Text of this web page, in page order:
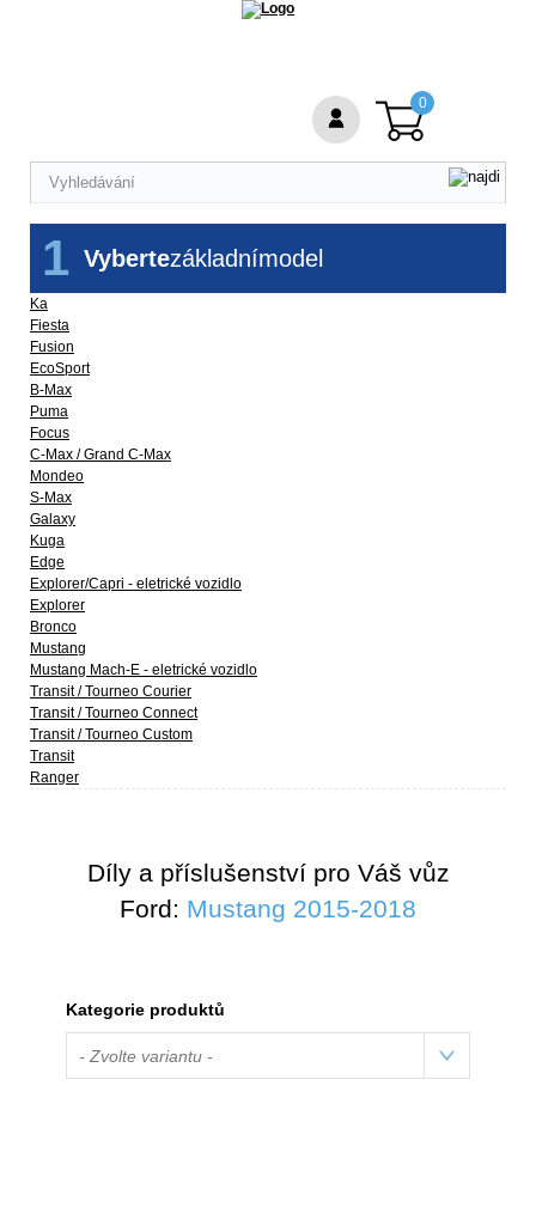
Vybertezákladnímodel
1
Ka
Fiesta
Fusion
EcoSport
B-Max
Puma
Focus
C-Max / Grand C-Max
Mondeo
S-Max
Galaxy
Kuga
Edge
Explorer/Capri - eletrické vozidlo
Explorer
Bronco
Mustang
Mustang Mach-E - eletrické vozidlo
Transit / Tourneo Courier
Transit / Tourneo Connect
Transit / Tourneo Custom
Transit
Ranger
Díly a příslušenství pro Váš vůz
Ford: Mustang 2015-2018
Kategorie produktů
- Zvolte variantu -
0